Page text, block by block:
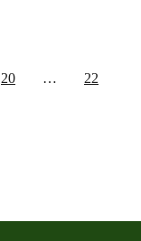
20 …
22